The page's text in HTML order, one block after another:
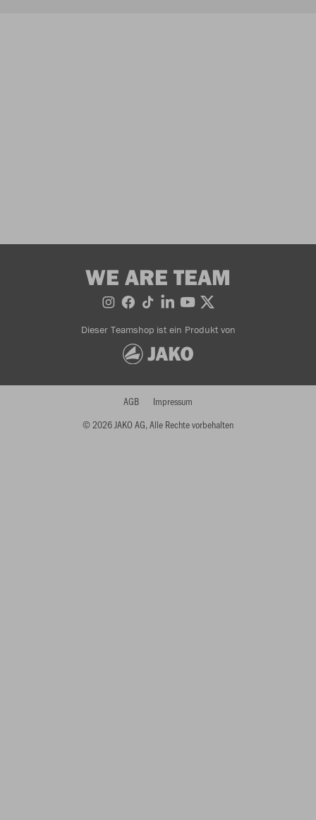
WE ARE TEAM
Dieser Teamshop ist ein Produkt von
© 2026 JAKO AG, Alle Rechte vorbehalten
AGB Impressum